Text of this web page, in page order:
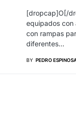
[dropcap]O[/
equipados con
con rampas
diferentes…
BY PEDRO